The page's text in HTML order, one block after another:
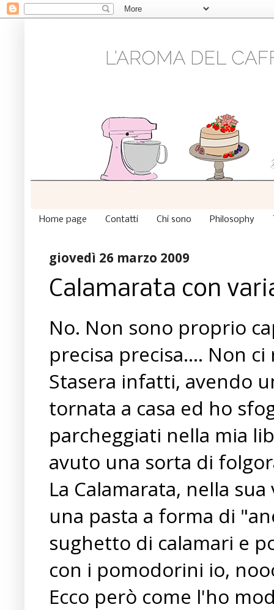
Home page Contatti Chi sono Philosophy
giovedì 26 marzo 2009
Calamarata con
No. Non sono proprio
precisa precisa.... Non
Stasera infatti, avendo
tornata a casa ed ho
parcheggiati nella mia
avuto una sorta di
La Calamarata, nella
una pasta a forma di
sughetto di calamari e
con i pomodorini io,
Ecco però come l'ho